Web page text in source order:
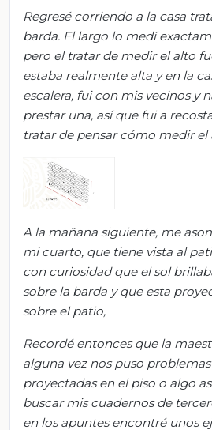
Regresé corriendo a la casa
barda. El largo lo medí
pero el tratar de medir el alto
estaba realmente alta y en la
escalera, fui con mis vecinos y
prestar una, así que fui a
tratar de pensar cómo medir el
A la mañana siguiente, me
mi cuarto, que tiene vista al
con curiosidad que el sol
sobre la barda y que esta
sobre el patio,
Recordé entonces que la
alguna vez nos puso
proyectadas en el piso o algo
buscar mis cuadernos de
en los apuntes encontré unos